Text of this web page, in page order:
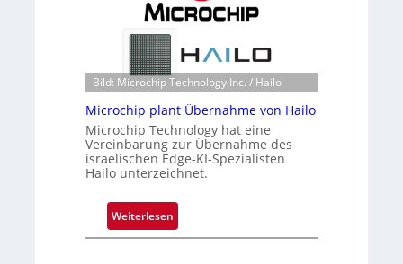
s
n
e
ü
b
e
r
m
Bild: Microchip Technology Inc. / Hailo
Microchip plant Übernahme von Hailo
Microchip Technology hat eine
Vereinbarung zur Übernahme des
israelischen Edge-KI-Spezialisten
Hailo unterzeichnet.
Weiterlesen:
M